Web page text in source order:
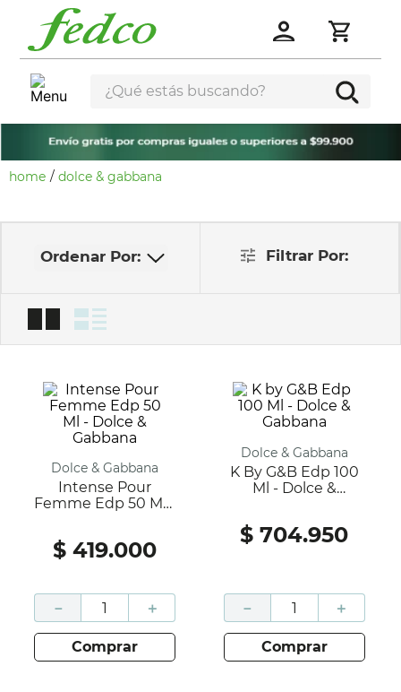
¿Qué estás buscando?
dolce & gabbana
Dolce & Gabbana
Femme Edp 50 Ml -
$ 419.000
＋
－
comprar
Dolce & Gabbana
K By G&B Edp 100
Ml - Dolce &
$ 704.950
＋
－
comprar